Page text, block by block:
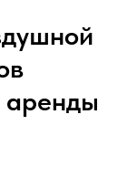
аренды